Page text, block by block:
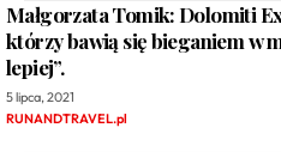
Małgorzata Tomik: Dolomiti
którzy bawią się bieganiem w
lepiej”.
5 lipca, 2021
RUNANDTRAVEL.pl